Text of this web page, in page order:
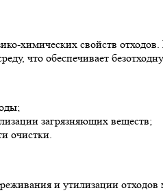
химических свойств
что обеспечивает
загрязняющих веществ;
очистки.
и утилизации